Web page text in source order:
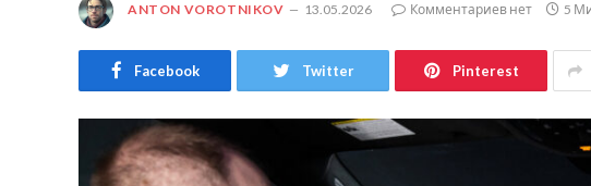
ANTON VOROTNIKOV 13.05.2026 Комментариев нет 5
Facebook Twitter Pinterest